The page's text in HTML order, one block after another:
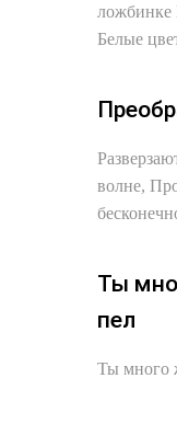
ложбинке
Белые
волне,
Ты
пел
Ты много